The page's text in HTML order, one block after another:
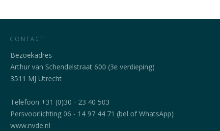
CONTACT
Bezoekadres
Arthur van Schendelstraat 600 (3e verdieping)
3511 MJ Utrecht
Telefoon +31 (0)30 - 23 40 503
Persvoorlichting 06 - 14 97 44 71 (bel of WhatsApp)
www.nvde.nl